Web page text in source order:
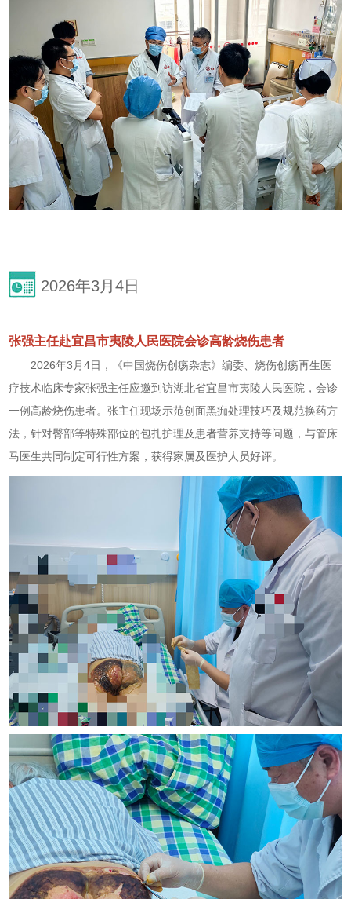
2026年3月4日
张强主任赴宜昌市夷陵人民医院会诊高龄烧伤患者
2026年3月4日，《中国烧伤创疡杂志》编委、烧伤创疡再生医
疗技术临床专家张强主任应邀到访湖北省宜昌市夷陵人民医院，会诊
一例高龄烧伤患者。张主任现场示范创面黑痂处理技巧及规范换药方
法，针对臀部等特殊部位的包扎护理及患者营养支持等问题，与管床
马医生共同制定可行性方案，获得家属及医护人员好评。